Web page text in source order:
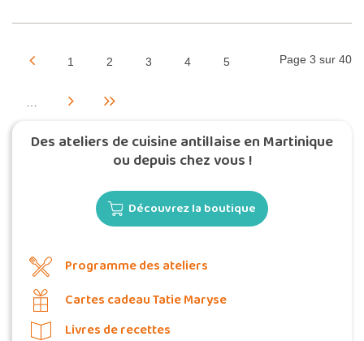
Page 3 sur 40
1 2 3 4 5
Des ateliers de cuisine antillaise en Martinique
ou depuis chez vous !
Découvrez la boutique
Programme des ateliers
Cartes cadeau Tatie Maryse
Livres de recettes